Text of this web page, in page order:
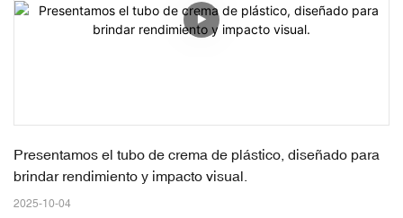
Presentamos el tubo de crema de plástico, diseñado para
brindar rendimiento y impacto visual.
2025-10-04